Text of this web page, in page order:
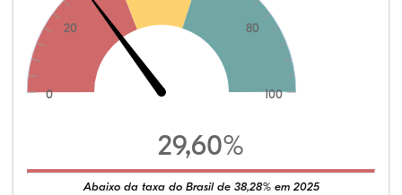
0
20 80
100
29,60%
Abaixo da taxa do Brasil de 38,28% em 2025